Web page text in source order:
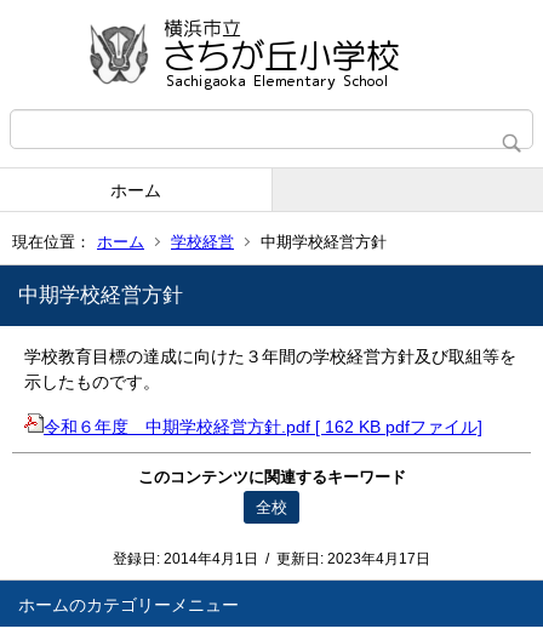
ホーム
現在位置： ホーム 学校経営 中期学校経営方針
ホーム
中期学校経営方針
学校教育目標の達成に向けた３年間の学校経営方針及び取組等を
示したものです。
令和６年度 中期学校経営方針.pdf [ 162 KB pdfファイル]
このコンテンツに関連するキーワード
全校
登録日: 2014年4月1日 / 更新日: 2023年4月17日